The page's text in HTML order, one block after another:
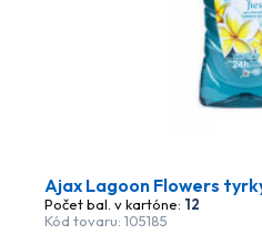
Ajax Lagoon Flowers
Počet bal. v kartóne: 12
Kód tovaru: 105185